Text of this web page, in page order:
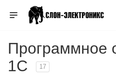
Программное
1С
17